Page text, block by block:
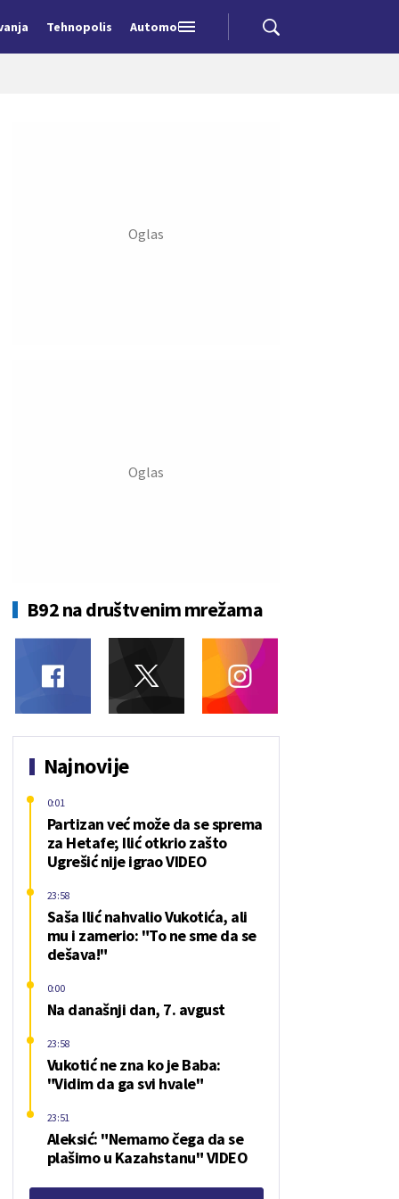
Tehnopolis Automobili
B92 na društvenim mrežama
Najnovije
Partizan već može da se sprema
za Hetafe; Ilić otkrio zašto
Ugrešić nije igrao VIDEO
0:01
Saša Ilić nahvalio Vukotića, ali
mu i zamerio: "To ne sme da se
dešava!"
23:58
Na današnji dan, 7. avgust
0:00
Vukotić ne zna ko je Baba:
"Vidim da ga svi hvale"
23:58
Aleksić: "Nemamo čega da se
plašimo u Kazahstanu" VIDEO
23:51